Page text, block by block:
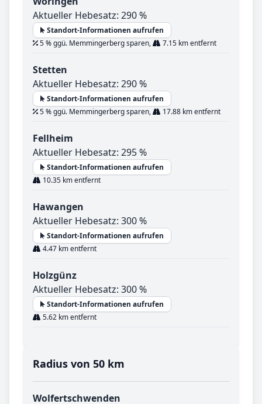
Aktueller Hebesatz: 290 %
Standort-Informationen aufrufen
5 % ggü. Memmingerberg sparen,
7.15 km entfernt
Stetten
Aktueller Hebesatz: 290 %
Standort-Informationen aufrufen
5 % ggü. Memmingerberg sparen,
17.88 km entfernt
Fellheim
Aktueller Hebesatz: 295 %
Standort-Informationen aufrufen
10.35 km entfernt
Hawangen
Aktueller Hebesatz: 300 %
Standort-Informationen aufrufen
4.47 km entfernt
Holzgünz
Aktueller Hebesatz: 300 %
Standort-Informationen aufrufen
5.62 km entfernt
Radius von 50 km
Wolfertschwenden